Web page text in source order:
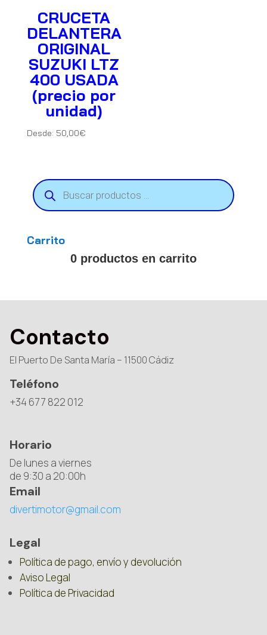
CRUCETA
DELANTERA
ORIGINAL
SUZUKI LTZ
400 USADA
(precio por
unidad)
Desde: 50,00€
Búsqueda
de
productos
Carrito
0 productos en carrito
Contacto
El Puerto De Santa María – 11500 Cádiz
Teléfono
+34 677 822 012
Horario
De lunes a viernes
de 9:30 a 20:00h
Email
divertimotor@gmail.com
Legal
Política de pago, envío y devolución
Aviso Legal
Política de Privacidad